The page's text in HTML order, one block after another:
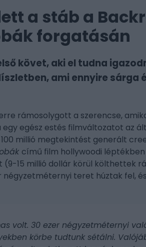
a stáb a
forgatásán
követ, aki el tudna
ami ennyire sárga
rámosolygott a szerencse,
egy egész estés filmváltozatot az
millió megtekintést generált
című film hollywoodi
(9-15 millió dollár körül költhettek
négyzetméternyi teret húztak fel,
volt. 30 ezer négyzetméternyi
körbe tudtunk sétálni.